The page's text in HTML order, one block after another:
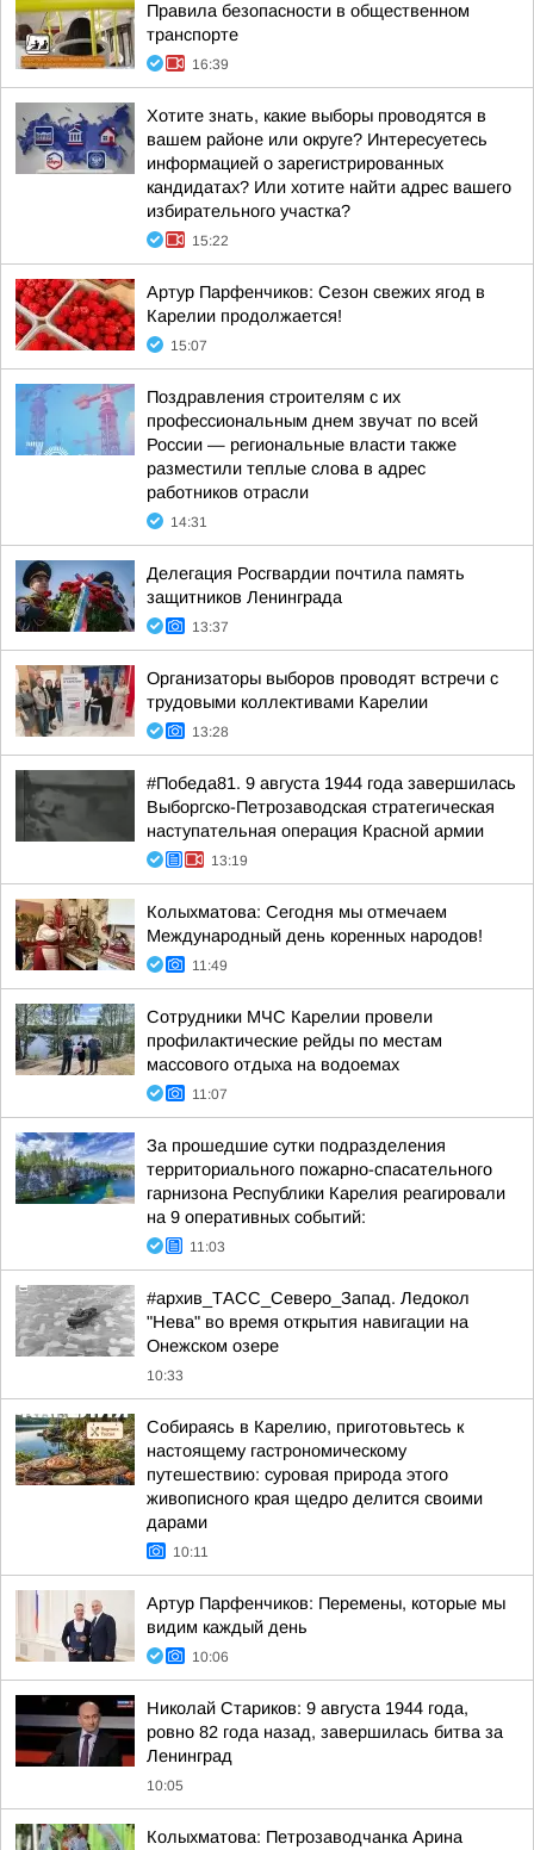
Правила безопасности в общественном
транспорте
16:39
Хотите знать, какие выборы проводятся в
вашем районе или округе? Интересуетесь
информацией о зарегистрированных
кандидатах? Или хотите найти адрес вашего
избирательного участка?
15:22
Артур Парфенчиков: Сезон свежих ягод в
Карелии продолжается!
15:07
Поздравления строителям с их
профессиональным днем звучат по всей
России — региональные власти также
разместили теплые слова в адрес
работников отрасли
14:31
Делегация Росгвардии почтила память
защитников Ленинграда
13:37
Организаторы выборов проводят встречи с
трудовыми коллективами Карелии
13:28
#Победа81. 9 августа 1944 года завершилась
Выборгско-Петрозаводская стратегическая
наступательная операция Красной армии
13:19
Колыхматова: Сегодня мы отмечаем
Международный день коренных народов!
11:49
Сотрудники МЧС Карелии провели
профилактические рейды по местам
массового отдыха на водоемах
11:07
За прошедшие сутки подразделения
территориального пожарно-спасательного
гарнизона Республики Карелия реагировали
на 9 оперативных событий:
11:03
#архив_ТАСС_Северо_Запад. Ледокол
"Нева" во время открытия навигации на
Онежском озере
10:33
Собираясь в Карелию, приготовьтесь к
настоящему гастрономическому
путешествию: суровая природа этого
живописного края щедро делится своими
дарами
10:11
Артур Парфенчиков: Перемены, которые мы
видим каждый день
10:06
Николай Стариков: 9 августа 1944 года,
ровно 82 года назад, завершилась битва за
Ленинград
10:05
Колыхматова: Петрозаводчанка Арина